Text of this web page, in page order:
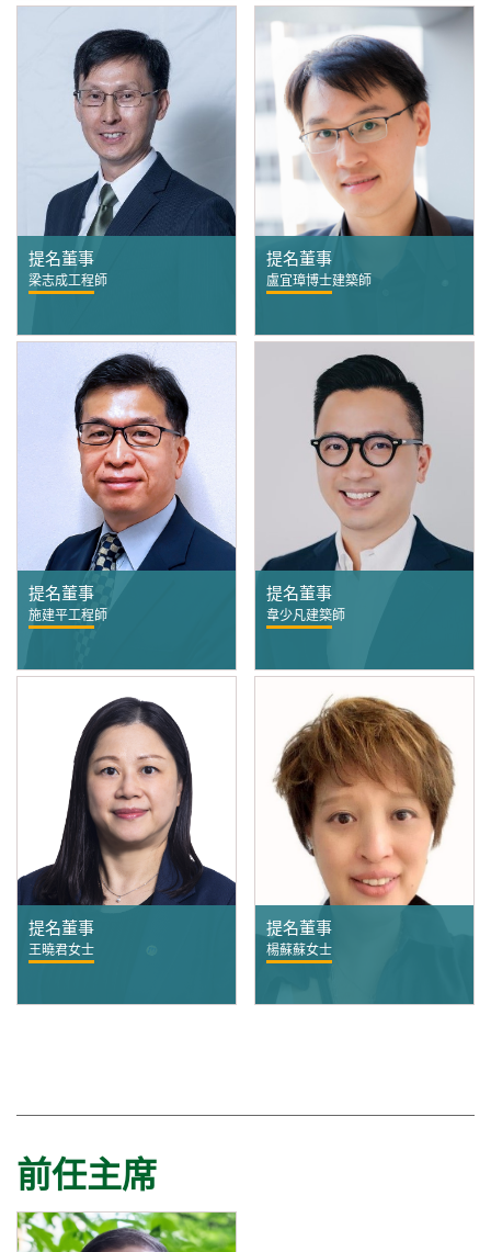
提名董事
梁志成工程師
提名董事
盧宜璋博士建築師
提名董事
施建平工程師
提名董事
韋少凡建築師
提名董事
王曉君女士
提名董事
楊蘇蘇女士
前任主席